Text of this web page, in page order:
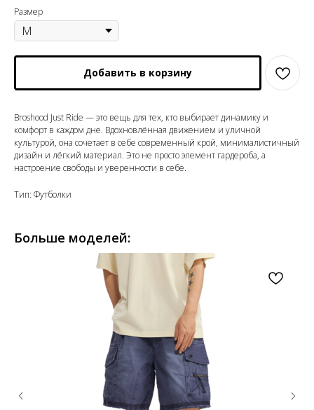
Размер
Добавить в корзину
Broshood Just Ride — это вещь для тех, кто выбирает динамику и
комфорт в каждом дне. Вдохновлённая движением и уличной
культурой, она сочетает в себе современный крой, минималистичный
дизайн и лёгкий материал. Это не просто элемент гардероба, а
настроение свободы и уверенности в себе.
Тип: Футболки
Больше моделей: